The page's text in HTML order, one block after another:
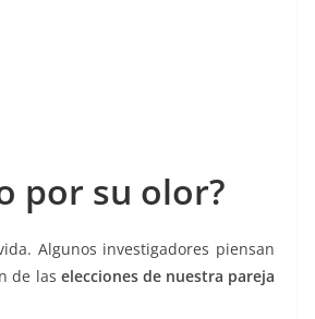
por su olor?
Algunos investigadores piensan
de las elecciones de nuestra pareja